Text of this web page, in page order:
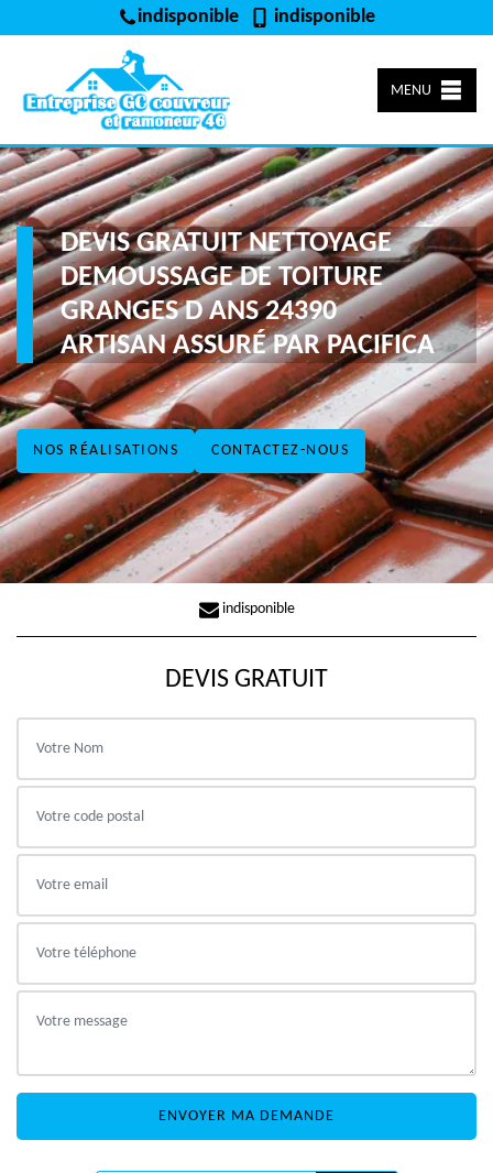
indisponible indisponible
MENU
NOS RÉALISATIONS CONTACTEZ-NOUS
DEVIS GRATUIT NETTOYAGE
DEMOUSSAGE DE TOITURE
GRANGES D ANS 24390
ARTISAN ASSURÉ PAR PACIFICA
indisponible
DEVIS GRATUIT